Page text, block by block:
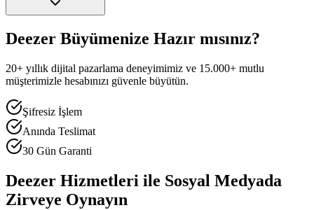
Deezer Büyümenize Hazır mısınız?
20+ yıllık dijital pazarlama deneyimimiz ve 15.000+ mutlu
müşterimizle hesabınızı güvenle büyütün.
Şifresiz İşlem
Anında Teslimat
30 Gün Garanti
Deezer Hizmetleri ile Sosyal Medyada
Zirveye Oynayın